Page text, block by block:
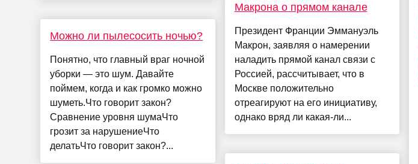
Можно ли пылесосить ночью?
Понятно, что главный враг ночной
уборки — это шум. Давайте
поймем, когда и как громко можно
шуметь.Что говорит закон?
Сравнение уровня шумаЧто
грозит за нарушениеЧто
делатьЧто говорит закон?...
Макрона о прямом канале
Президент Франции Эммануэль
Макрон, заявляя о намерении
наладить прямой канал связи с
Россией, рассчитывает, что в
Москве положительно
отреагируют на его инициативу,
однако вряд ли какая-ли...